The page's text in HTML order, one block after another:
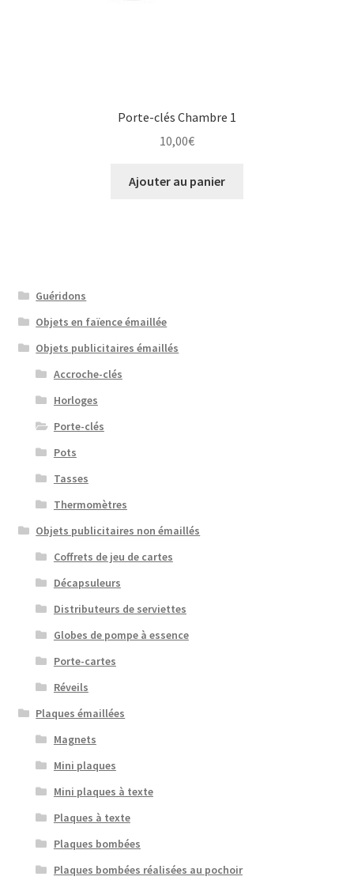
Porte-clés Chambre 1
10,00€
Ajouter au panier
Guéridons
Objets en faïence émaillée
Objets publicitaires émaillés
Accroche-clés
Horloges
Porte-clés
Pots
Tasses
Thermomètres
Objets publicitaires non émaillés
Coffrets de jeu de cartes
Décapsuleurs
Distributeurs de serviettes
Globes de pompe à essence
Porte-cartes
Réveils
Plaques émaillées
Magnets
Mini plaques
Mini plaques à texte
Plaques à texte
Plaques bombées
Plaques bombées réalisées au pochoir